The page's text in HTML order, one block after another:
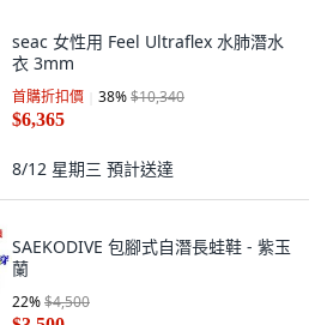
seac 女性用 Feel Ultraflex 水肺潛水
衣 3mm
首購折扣價 38%$10,340
$6,365
8/12 星期三 預計送達
SAEKODIVE 包腳式自潛長蛙鞋 - 紫玉
蘭
22%$4,500